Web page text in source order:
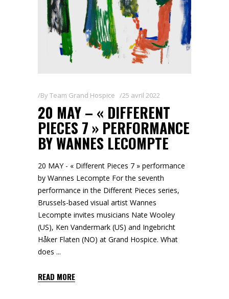
ByTeam Grand Hospice 25 avril 2022
20 MAY – « DIFFERENT
PIECES 7 » PERFORMANCE
BY WANNES LECOMPTE
20 MAY - « Different Pieces 7 » performance
by Wannes Lecompte For the seventh
performance in the Different Pieces series,
Brussels-based visual artist Wannes
Lecompte invites musicians Nate Wooley
(US), Ken Vandermark (US) and Ingebricht
Håker Flaten (NO) at Grand Hospice. What
does
READ MORE